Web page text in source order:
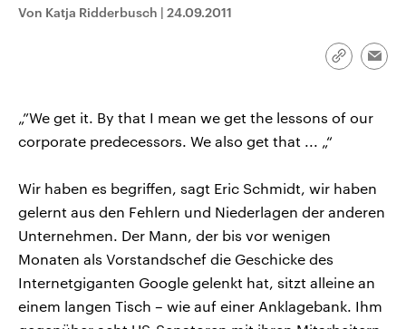
Alle Informationen
Sachsen-Anhalt wählt am 6.
Wahlprogramme, aktuelle Berichte
und Hintergründe zu den Parteien
und Kandidaten der anstehenden
Wahl.
den mächtigsten Ländern
mit großem Einfluss auf
Sendungen Programm Podcasts
Von Katja Ridderbusch | 24.09.2011
Link
„”We get it. By that I mean we get the lessons of our
corporate predecessors. We also get that ... „“
Wir haben es begriffen, sagt Eric Schmidt, wir haben
gelernt aus den Fehlern und Niederlagen der anderen
Unternehmen. Der Mann, der bis vor wenigen
Monaten als Vorstandschef die Geschicke des
Internetgiganten Google gelenkt hat, sitzt alleine an
einem langen Tisch – wie auf einer Anklagebank. Ihm